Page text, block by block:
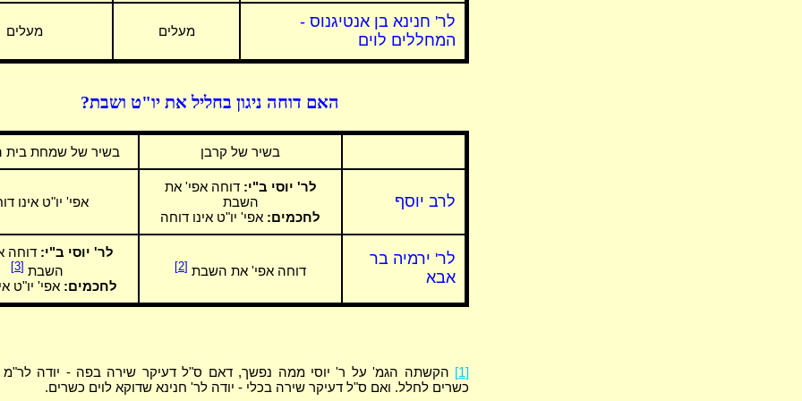
לר' חנינא בן אנטיגנוס -
המחללים לוים
מעלים מעלים
האם דוחה ניגון בחליל את יו"ט ושבת?
בשיר של קרבן בשיר של שמחת בית
לרב יוסף
לר' יוסי ב"י: דוחה אפי' את
השבת
לחכמים: אפי' יו"ט אינו דוחה
אפי' יו"ט אינו
לר' ירמיה בר
אבא
דוחה אפי' את השבת [2]
לר' יוסי ב"י: דוחה
השבת [3]
לחכמים: אפי' יו"ט
[1]
הקשתה הגמ' על ר' יוסי ממה נפשך, דאם ס"ל דעיקר שירה בפה - יודה
כשרים לחלל. ואם ס"ל דעיקר שירה בכלי - יודה לר' חנינא שדוקא לוים כשרים.